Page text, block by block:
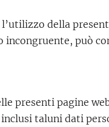
della
può
presenti pagine
taluni dati